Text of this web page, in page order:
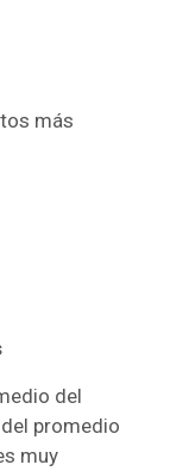
más
del
promedio
muy